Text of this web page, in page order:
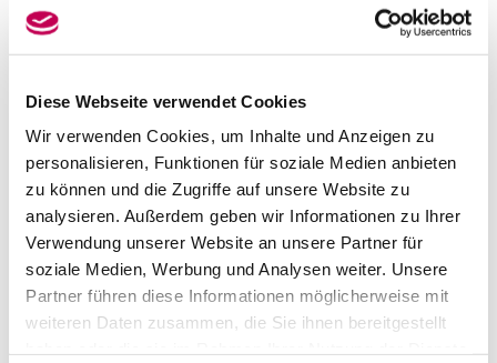
Diese Webseite verwendet Cookies
Wir verwenden Cookies, um Inhalte und Anzeigen zu
personalisieren, Funktionen für soziale Medien anbieten
zu können und die Zugriffe auf unsere Website zu
analysieren. Außerdem geben wir Informationen zu Ihrer
Verwendung unserer Website an unsere Partner für
soziale Medien, Werbung und Analysen weiter. Unsere
Partner führen diese Informationen möglicherweise mit
weiteren Daten zusammen, die Sie ihnen bereitgestellt
Veranstaltungen
Workshops
Anmeldung Workshop
Tanz
Anmeldung
Konzertmitschnitte
Über uns
Über uns
Kontakt
Verein der Freunde und Förderer